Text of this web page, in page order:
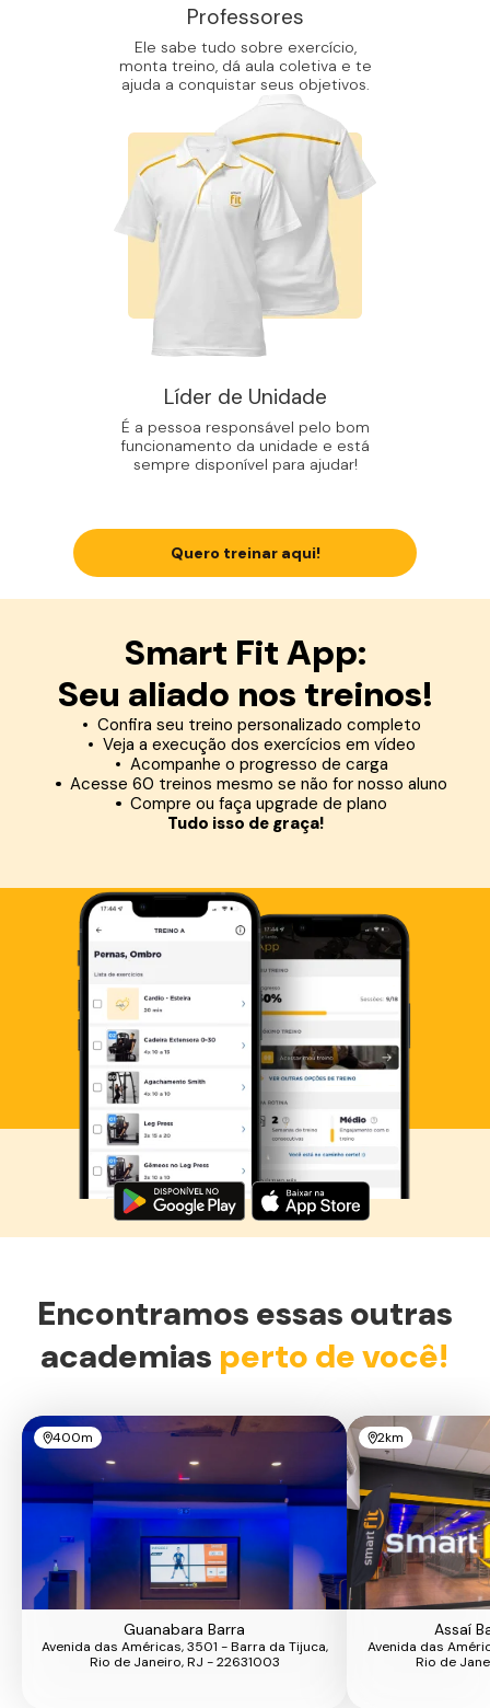
Professores
Ele sabe tudo sobre exercício,
monta treino, dá aula coletiva e te
ajuda a conquistar seus objetivos.
Líder de Unidade
É a pessoa responsável pelo bom
funcionamento da unidade e está
sempre disponível para ajudar!
Quero treinar aqui!
Smart Fit App:
Seu aliado nos treinos!
Confira seu treino personalizado completo
Veja a execução dos exercícios em vídeo
Acompanhe o progresso de carga
Acesse 60 treinos mesmo se não for nosso aluno
Compre ou faça upgrade de plano
Tudo isso de graça!
Baixe agora o Smart Fit App
Encontramos essas outras
academias perto de você!
400m
Guanabara Barra
Avenida das Américas, 3501 - Barra da Tijuca,
Rio de Janeiro, RJ - 22631003
2km
Assaí
Avenida das
Rio de